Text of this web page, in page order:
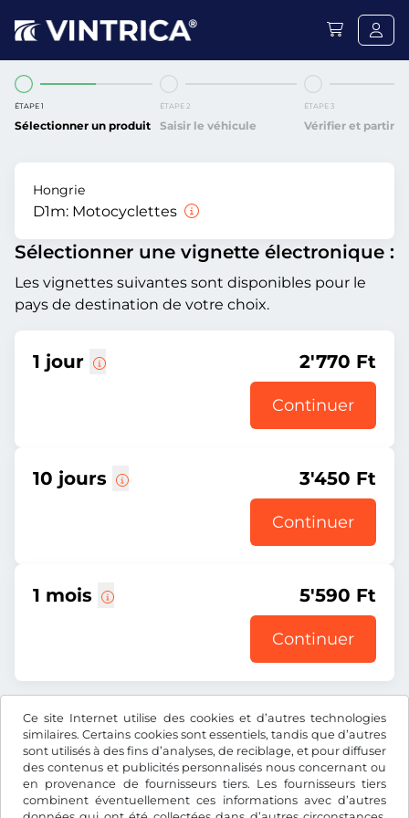
Ce site Internet utilise des cookies et d’autres technologies
similaires. Certains cookies sont essentiels, tandis que d’autres
sont utilisés à des fins d’analyses, de reciblage, et pour diffuser
des contenus et publicités personnalisés nous concernant ou
en provenance de fournisseurs tiers. Les fournisseurs tiers
combinent éventuellement ces informations avec d’autres
ÉTAPE 1
Sélectionner un produit
ÉTAPE 2
Saisir le véhicule
ÉTAPE 3
Vérifier et partir
Hongrie
D1m: Motocyclettes
Sélectionner une vignette électronique :
Les vignettes suivantes sont disponibles pour le
pays de destination de votre choix.
1 jour 2'770 Ft
Continuer
10 jours 3'450 Ft
Continuer
1 mois 5'590 Ft
Continuer
Tous les prix s’entendent TVA incluse.